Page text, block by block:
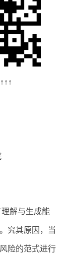
解与生成能
究其原因，当
险的范式进行